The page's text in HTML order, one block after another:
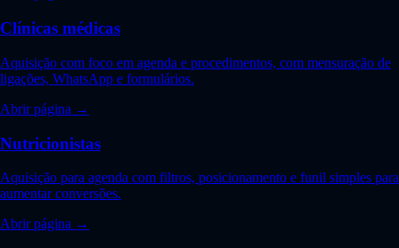
Clínicas médicas
Aquisição com foco em agenda e procedimentos, com mensuração de
ligações, WhatsApp e formulários.
Abrir página →
Nutricionistas
Aquisição para agenda com filtros, posicionamento e funil simples para
aumentar conversões.
Abrir página →